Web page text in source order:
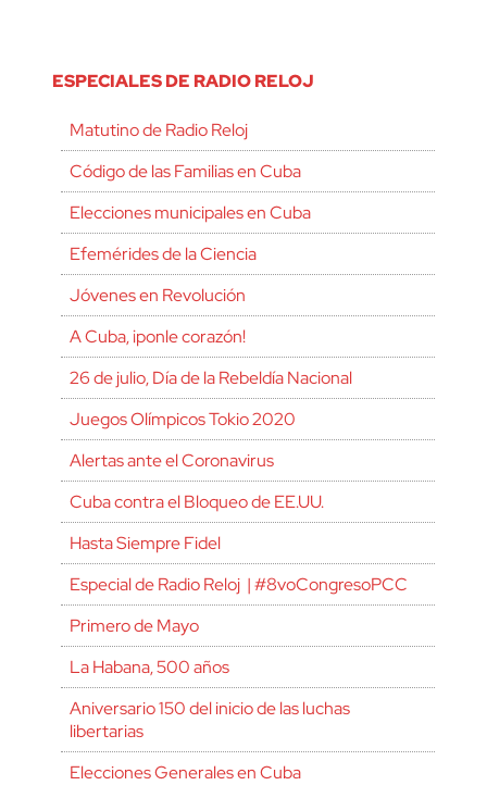
ESPECIALES DE RADIO RELOJ
Matutino de Radio Reloj
Código de las Familias en Cuba
Elecciones municipales en Cuba
Efemérides de la Ciencia
Jóvenes en Revolución
A Cuba, ¡ponle corazón!
26 de julio, Día de la Rebeldía Nacional
Juegos Olímpicos Tokio 2020
Alertas ante el Coronavirus
Cuba contra el Bloqueo de EE.UU.
Hasta Siempre Fidel
Especial de Radio Reloj | #8voCongresoPCC
Primero de Mayo
La Habana, 500 años
Aniversario 150 del inicio de las luchas
libertarias
Elecciones Generales en Cuba